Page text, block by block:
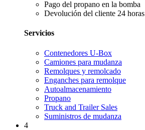
Pago del propano en la bomba
Devolución del cliente 24 horas
Servicios
Contenedores U-Box
Camiones para mudanza
Remolques y remolcado
Enganches para remolque
Autoalmacenamiento
Propano
Truck and Trailer Sales
Suministros de mudanza
4